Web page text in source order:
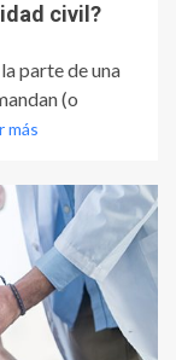
civil?
parte de una
(o
más